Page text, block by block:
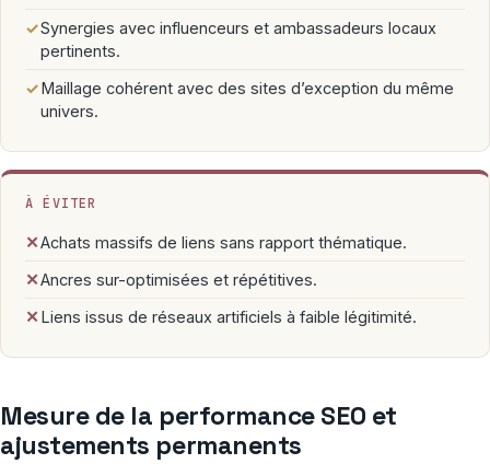
✓Synergies avec influenceurs et ambassadeurs locaux
pertinents.
✓Maillage cohérent avec des sites d’exception du même
univers.
À ÉVITER
✕Achats massifs de liens sans rapport thématique.
✕Ancres sur-optimisées et répétitives.
✕Liens issus de réseaux artificiels à faible légitimité.
Mesure de la performance SEO et
ajustements permanents